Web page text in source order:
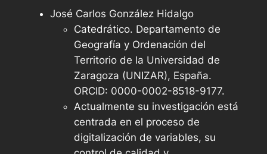
José Carlos González Hidalgo
Catedrático. Departamento de
Geografía y Ordenación del
Territorio de la Universidad de
Zaragoza (UNIZAR), España.
ORCID: 0000-0002-8518-9177.
Actualmente su investigación está
centrada en el proceso de
digitalización de variables, su